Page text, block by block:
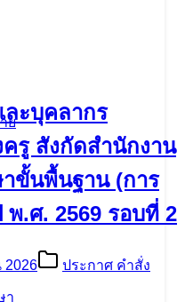
ย
า
ละบุคลากร
รู สังกัดสำนักงาน
ขั้นพื้นฐาน (การ
.ศ. 2569 รอบที่ 2
2026
ประกาศ คำสั่ง